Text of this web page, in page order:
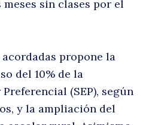
sin clases por el
propone la
del 10% de la
(SEP), según
y la ampliación del